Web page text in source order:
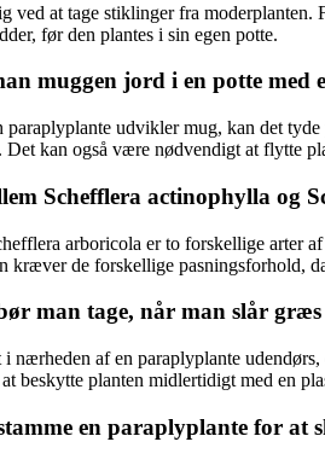
ved at tage stiklinger fra
før den plantes i sin egen potte.
muggen jord i en potte med
paraplyplante udvikler mug, kan det
Det kan også være nødvendigt at flytte
Schefflera actinophylla og
arboricola er to forskellige arter
kræver de forskellige pasningsforhold,
man tage, når man slår
nærheden af en paraplyplante
beskytte planten midlertidigt med en
en paraplyplante for at